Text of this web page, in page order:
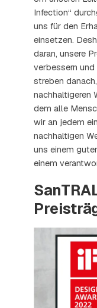
Infection“
uns für den
einsetzen.
daran, unsere
verbessern und
streben
nachhaltigeren
dem alle
wir an jedem
nachhaltigen
uns einem
einem